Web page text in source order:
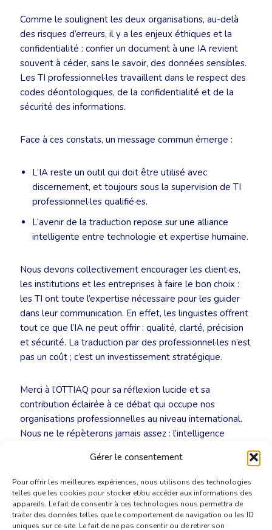
Gérer le consentement
Pour offrir les meilleures expériences, nous utilisons des technologies
telles que les cookies pour stocker et/ou accéder aux informations des
appareils. Le fait de consentir à ces technologies nous permettra de
traiter des données telles que le comportement de navigation ou les ID
uniques sur ce site. Le fait de ne pas consentir ou de retirer son
Comme le soulignent les deux organisations, au-delà
des risques d’erreurs, il y a les enjeux éthiques et la
confidentialité : confier un document à une IA revient
souvent à céder, sans le savoir, des données sensibles.
Les TI professionnel·les travaillent dans le respect des
codes déontologiques, de la confidentialité et de la
sécurité des informations.
Face à ces constats, un message commun émerge :
L’IA reste un outil qui doit être utilisé avec
discernement, et toujours sous la supervision de TI
professionnel·les qualifié·es.
L’avenir de la traduction repose sur une alliance
intelligente entre technologie et expertise humaine.
Nous devons collectivement encourager les client·es,
les institutions et les entreprises à faire le bon choix :
les TI ont toute l’expertise nécessaire pour les guider
dans leur communication. En effet, les linguistes offrent
tout ce que l’IA ne peut offrir : qualité, clarté, précision
et sécurité. La traduction par des professionnel·les n’est
pas un coût ; c’est un investissement stratégique.
Merci à l’OTTIAQ pour sa réflexion lucide et sa
contribution éclairée à ce débat qui occupe nos
organisations professionnelles au niveau international.
Nous ne le répèterons jamais assez : l’intelligence
artificielle traduit des mots sans en comprendre le sens,
l’intelligence humaine, elle, traduit du sens.